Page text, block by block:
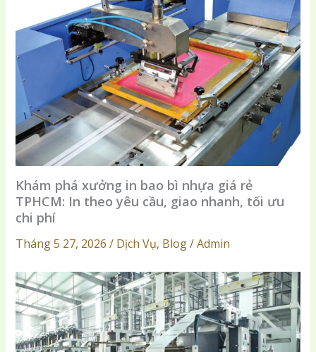
Khám phá xưởng in bao bì nhựa giá rẻ
TPHCM: In theo yêu cầu, giao nhanh, tối ưu
chi phí
Tháng 5 27, 2026 / Dịch Vụ, Blog / Admin